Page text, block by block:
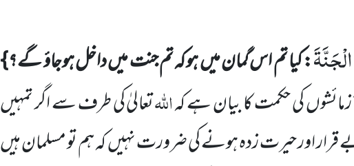
: کیا تم اس گمان میں ہو کہ تم جنت میں داخل ہوجاؤ گے؟ }
کی حکمت کا بیان ہے کہاللہتعالیٰ کی طرف سے اگر تمہیں
قرار اور حیرت زدہ ہونے کی ضرورت نہیں کہ ہم تو مسلمان ہیں